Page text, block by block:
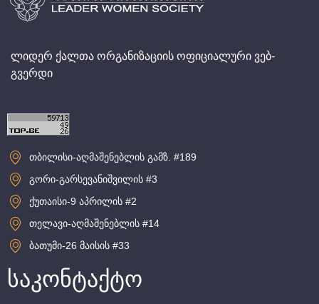
ლიდერ ქალთა ორგანიზაციის ოფიციალური ვებ-
გვერდი
თბილისი-აღმაშენებლის გამზ. #189
გორი-გარსევანიშვილის #3
ქუთაისი-9 აპრილის #2
თელავი-აღმაშენებლის #14
ბათუმი-26 მაისის #33
საკონტაქტო